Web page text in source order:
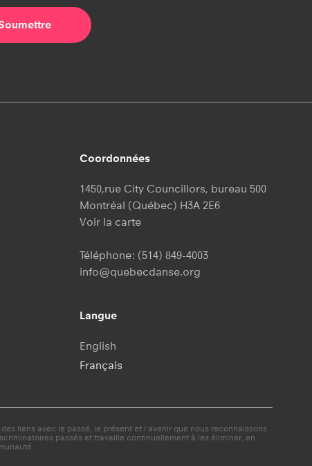
Coordonnées
1450,rue City Councillors, bureau 500
Montréal (Québec) H3A 2E6
Voir la carte
Téléphone: (514) 849-4003
info@quebecdanse.org
Langue
English
Français
liens avec le passé, le présent et l'avenir que nous reconnaissons
passés et travaille continuellement à les éliminer, en